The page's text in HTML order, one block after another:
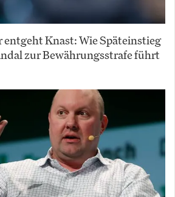
entgeht Knast: Wie Späteinstieg
zur Bewährungsstrafe führt